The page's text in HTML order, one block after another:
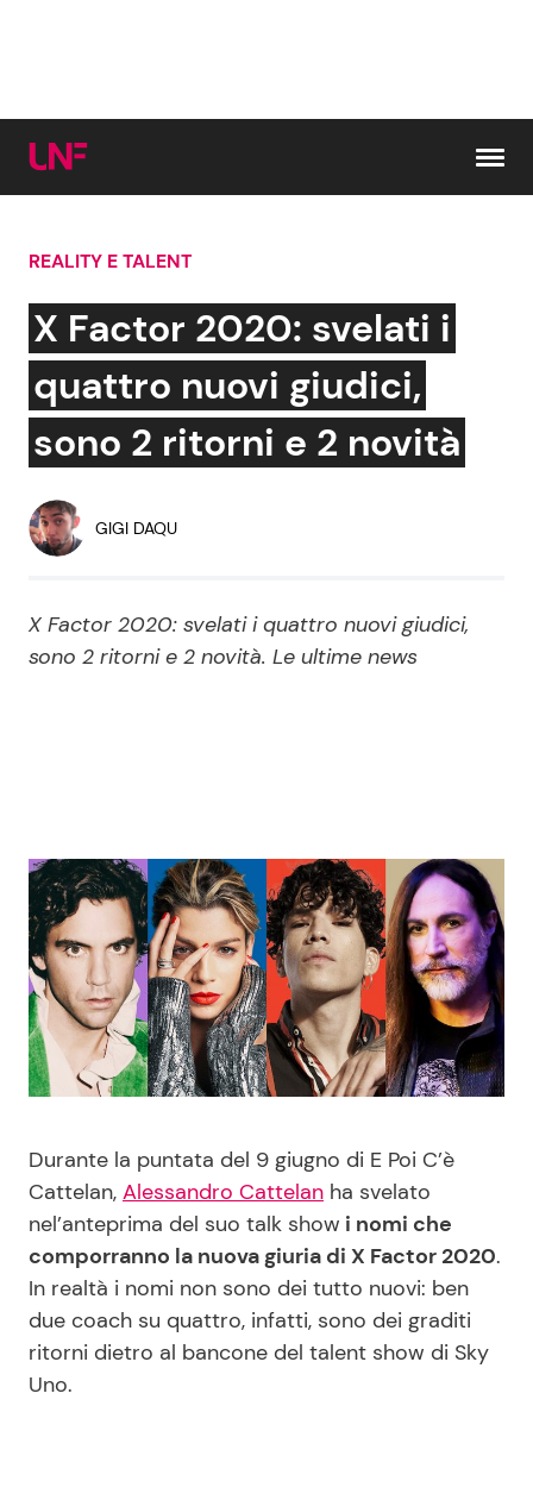
Cerca:
News e Cronaca
Attualità Italiana
Economia
Persone Scomparse
Gossip e TV
Bellezze VIP
Programmi TV
News Cinema
News Musica
News Spettacolo
News dal mondo
Casa
Moda e Style
Mondo Mamma
News benessere
Consigli di Cucina
Dolci
Le Ricette in TV
Primi Piatti
REALITY E TALENT
X Factor 2020: svelati i
quattro nuovi giudici,
sono 2 ritorni e 2 novità
GIGI DAQU
X Factor 2020: svelati i quattro nuovi giudici,
sono 2 ritorni e 2 novità. Le ultime news
Durante la puntata del 9 giugno di E Poi C’è
Cattelan, Alessandro Cattelan ha svelato
nel’anteprima del suo talk show i nomi che
comporranno la nuova giuria di X Factor 2020.
In realtà i nomi non sono dei tutto nuovi: ben
due coach su quattro, infatti, sono dei graditi
ritorni dietro al bancone del talent show di Sky
Uno.